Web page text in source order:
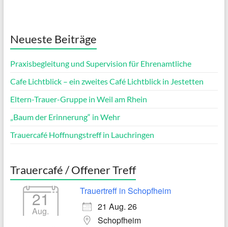
Neueste Beiträge
Praxisbegleitung und Supervision für Ehrenamtliche
Cafe Lichtblick – ein zweites Café Lichtblick in Jestetten
Eltern-Trauer-Gruppe in Weil am Rhein
„Baum der Erinnerung“ in Wehr
Trauercafé Hoffnungstreff in Lauchringen
Trauercafé / Offener Treff
21
Aug.
Trauertreff in Schopfheim
21 Aug. 26
Schopfheim